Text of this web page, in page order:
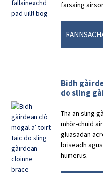
farsaing
Bidh
do sling
Tha an sling
mhòr-chuid
gluasadan
briseadh
humerus.